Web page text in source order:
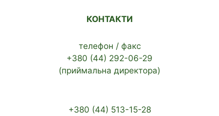
КОНТАКТИ
телефон / факс
+380 (44) 292-06-29
(приймальна директора)
+380 (44) 513-15-28